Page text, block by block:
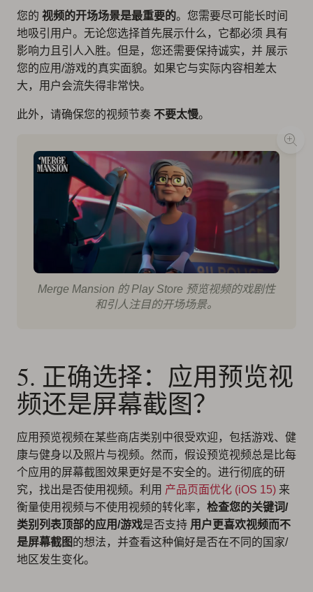
您的 视频的开场场景是最重要的。您需要尽可能长时间
地吸引用户。无论您选择首先展示什么，它都必须 具有
影响力且引人入胜。但是，您还需要保持诚实，并 展示
您的应用/游戏的真实面貌。如果它与实际内容相差太
大，用户会流失得非常快。
此外，请确保您的视频节奏 不要太慢。
Merge Mansion 的 Play Store 预览视频的戏剧性
和引人注目的开场场景。
5. 正确选择：应用预览视
频还是屏幕截图？
应用预览视频在某些商店类别中很受欢迎，包括游戏、健
康与健身以及照片与视频。然而，假设预览视频总是比每
个应用的屏幕截图效果更好是不安全的。 进行彻底的研
究，找出是否使用视频。利用 产品页面优化 (iOS 15) 来
衡量使用视频与不使用视频的转化率， 检查您的关键词/
类别列表顶部的应用/游戏是否支持 用户更喜欢视频而不
是屏幕截图的想法，并查看这种偏好是否在不同的国家/
地区发生变化。